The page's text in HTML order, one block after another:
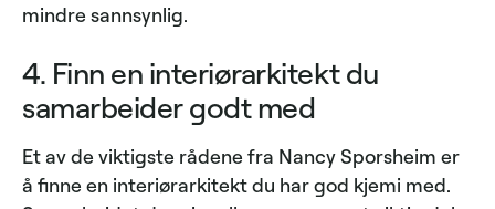
mindre sannsynlig.
4. Finn en interiørarkitekt du
samarbeider godt med
Et av de viktigste rådene fra Nancy Sporsheim er
å finne en interiørarkitekt du har god kjemi med.